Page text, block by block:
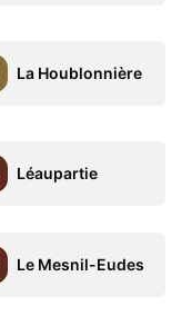
La Houblonnière
Léaupartie
Le Mesnil-Eudes